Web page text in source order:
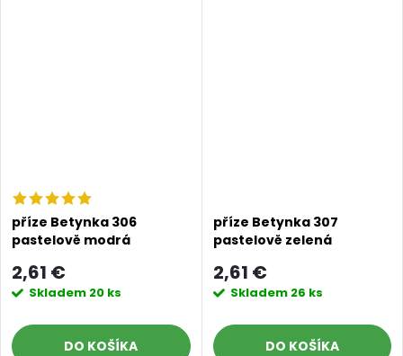
příze Betynka 306
pastelově modrá
2,61 €
Skladem 20 ks
DO KOŠÍKA
příze Betynka 307
pastelově zelená
2,61 €
Skladem 26 ks
DO KOŠÍKA